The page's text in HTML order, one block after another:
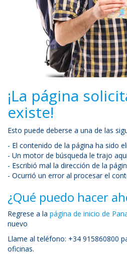
¡La página
existe!
Esto puede deberse a una de las
- El contenido de la página ha sido
- Un motor de búsqueda le trajo
- Escribió mal la dirección de la
- Ocurrió un error al procesar el
¿Qué puedo hacer
Regrese a la página de inicio de
nuevo
Llame al teléfono: +34 915860800
oficinas.